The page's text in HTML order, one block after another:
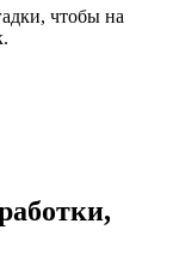
чтобы на